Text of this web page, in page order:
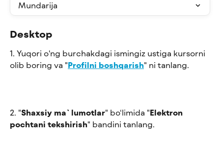
Mundarija
Desktop
1. Yuqori o'ng burchakdagi ismingiz ustiga kursorni
olib boring va "Profilni boshqarish" ni tanlang.
2. "Shaxsiy ma`lumotlar" bo‘limida "Elektron
pochtani tekshirish" bandini tanlang.